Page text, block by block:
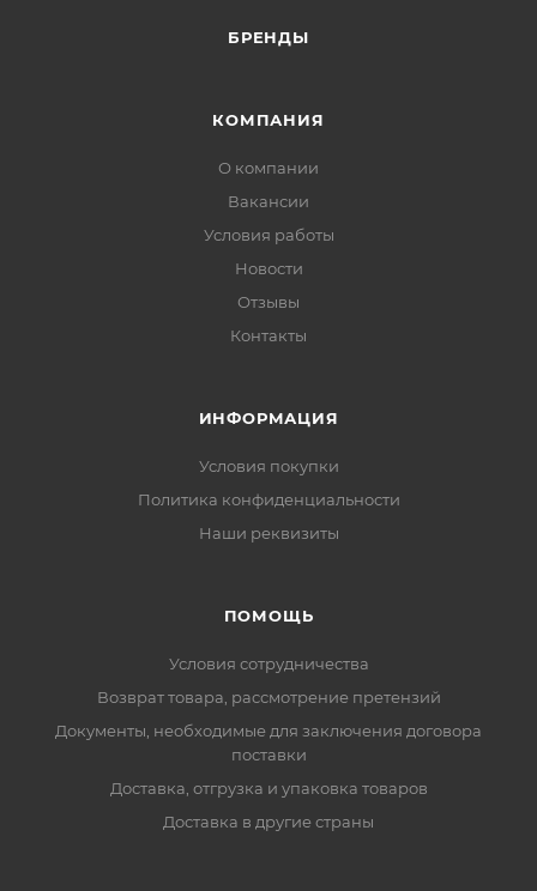
БРЕНДЫ
КОМПАНИЯ
О компании
Вакансии
Условия работы
Новости
Отзывы
Контакты
ИНФОРМАЦИЯ
Условия покупки
Политика конфиденциальности
Наши реквизиты
ПОМОЩЬ
Условия сотрудничества
Возврат товара, рассмотрение претензий
Документы, необходимые для заключения договора
поставки
Доставка, отгрузка и упаковка товаров
Доставка в другие страны